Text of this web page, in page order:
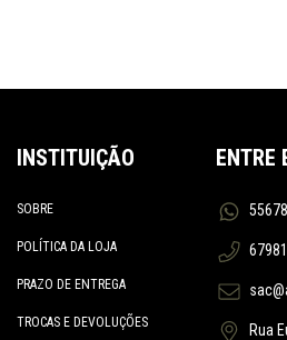
INSTITUIÇÃO
SOBRE
POLÍTICA DA LOJA
PRAZO DE ENTREGA
TROCAS E DEVOLUÇÕES
ENTRE
Rua